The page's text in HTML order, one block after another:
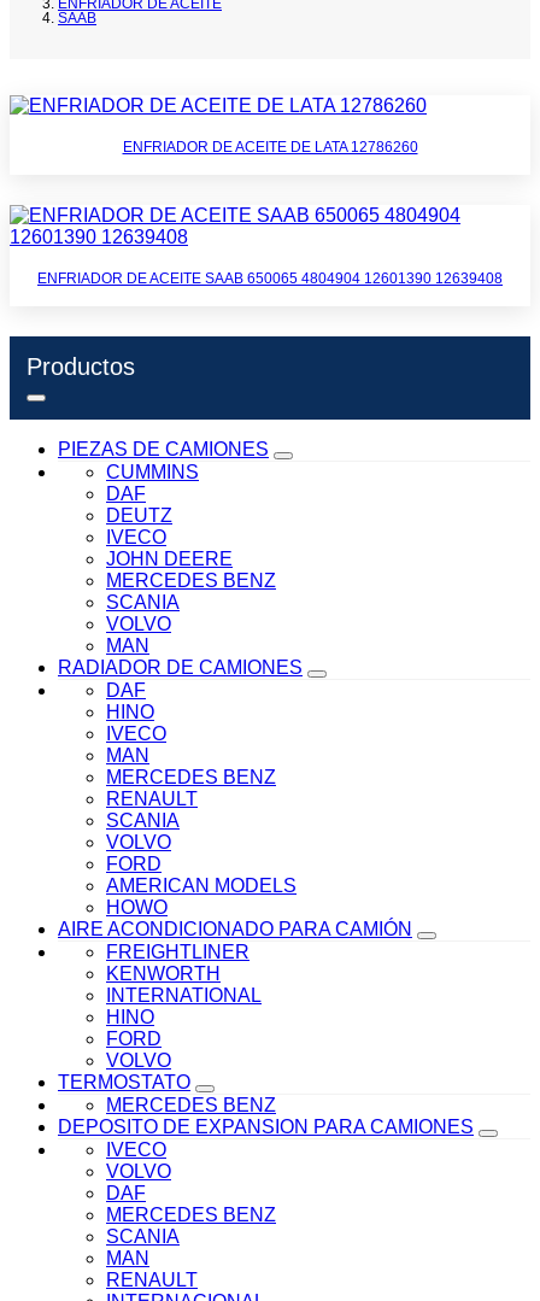
SAAB
ENFRIADOR DE ACEITE DE LATA 12786260
ENFRIADOR DE ACEITE SAAB 650065 4804904 12601390 12639408
Productos
PIEZAS DE CAMIONES
CUMMINS
DAF
DEUTZ
IVECO
JOHN DEERE
MERCEDES BENZ
SCANIA
VOLVO
MAN
RADIADOR DE CAMIONES
DAF
HINO
IVECO
MAN
MERCEDES BENZ
RENAULT
SCANIA
VOLVO
FORD
AMERICAN MODELS
HOWO
AIRE ACONDICIONADO PARA CAMIÓN
FREIGHTLINER
KENWORTH
INTERNATIONAL
HINO
FORD
VOLVO
TERMOSTATO
MERCEDES BENZ
DEPOSITO DE EXPANSION PARA CAMIONES
IVECO
VOLVO
DAF
MERCEDES BENZ
SCANIA
MAN
RENAULT